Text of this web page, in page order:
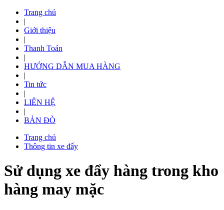
Trang chủ
|
Giới thiệu
|
Thanh Toán
|
HƯỚNG DẪN MUA HÀNG
|
Tin tức
|
LIÊN HỆ
|
BẢN ĐÒ
Trang chủ
Thông tin xe đẩy
Sử dụng xe đẩy hàng trong kho
hàng may mặc